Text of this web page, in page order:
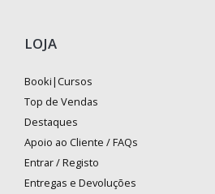
LOJA
Booki|Cursos
Top de Vendas
Destaques
Apoio ao Cliente / FAQs
Entrar / Registo
Entregas e Devoluções